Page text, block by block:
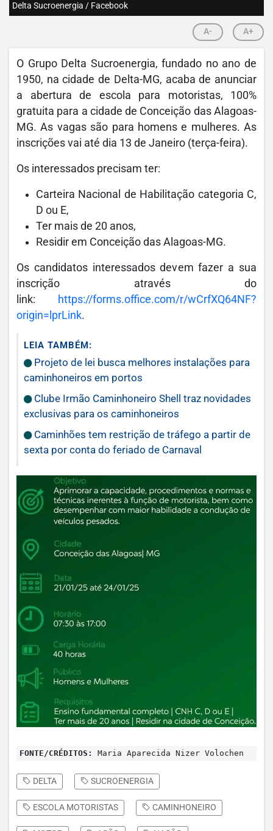
Delta Sucroenergia / Facebook
A- A+
O Grupo Delta Sucroenergia, fundado no ano de
1950, na cidade de Delta-MG, acaba de anunciar
a abertura de escola para motoristas, 100%
gratuita para a cidade de Conceição das Alagoas-
MG. As vagas são para homens e mulheres. As
inscrições vai até dia 13 de Janeiro (terça-feira).
Os interessados precisam ter:
Carteira Nacional de Habilitação categoria C,
D ou E,
Ter mais de 20 anos,
Residir em Conceição das Alagoas-MG.
Os candidatos interessados devem fazer a sua
inscrição através do
link: https://forms.office.com/r/wCrfXQ64NF?
origin=lprLink.
LEIA TAMBÉM:
Projeto de lei busca melhores instalações para
caminhoneiros em portos
Clube Irmão Caminhoneiro Shell traz novidades
exclusivas para os caminhoneiros
Caminhões tem restrição de tráfego a partir de
sexta por conta do feriado de Carnaval
FONTE/CRÉDITOS: Maria Aparecida Nizer Volochen
DELTA SUCROENERGIA
ESCOLA MOTORISTAS CAMINHONEIRO